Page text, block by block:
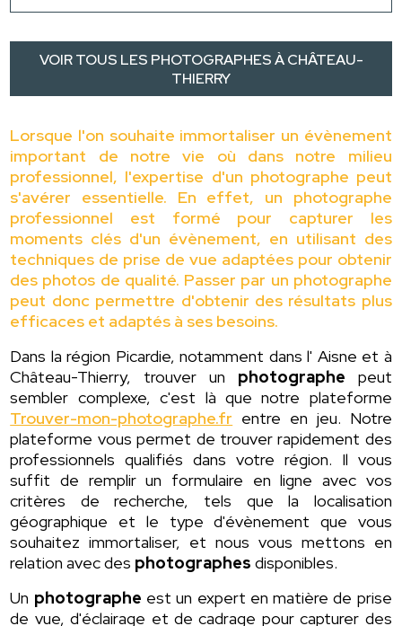
VOIR TOUS LES PHOTOGRAPHES À CHÂTEAU-
THIERRY
Lorsque l'on souhaite immortaliser un évènement
important de notre vie où dans notre milieu
professionnel, l'expertise d'un photographe peut
s'avérer essentielle. En effet, un photographe
professionnel est formé pour capturer les
moments clés d'un évènement, en utilisant des
techniques de prise de vue adaptées pour obtenir
des photos de qualité. Passer par un photographe
peut donc permettre d'obtenir des résultats plus
efficaces et adaptés à ses besoins.
Dans la région Picardie, notamment dans l' Aisne et à
Château-Thierry, trouver un photographe peut
sembler complexe, c'est là que notre plateforme
Trouver-mon-photographe.fr entre en jeu. Notre
plateforme vous permet de trouver rapidement des
professionnels qualifiés dans votre région. Il vous
suffit de remplir un formulaire en ligne avec vos
critères de recherche, tels que la localisation
géographique et le type d'évènement que vous
souhaitez immortaliser, et nous vous mettons en
relation avec des photographes disponibles.
Un photographe est un expert en matière de prise
de vue, d'éclairage et de cadrage pour capturer des